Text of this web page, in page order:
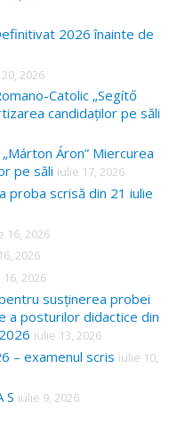
2026 înainte de
2026
Catolic „Segítő
candidaților pe săli
Áron” Miercurea
pe săli iulie 17, 2026
proba scrisă din 21 iulie
16, 2026
2026
2026
susținerea probei
a posturilor didactice din
iulie 13, 2026
– examenul scris iulie 10,
S iulie 9, 2026